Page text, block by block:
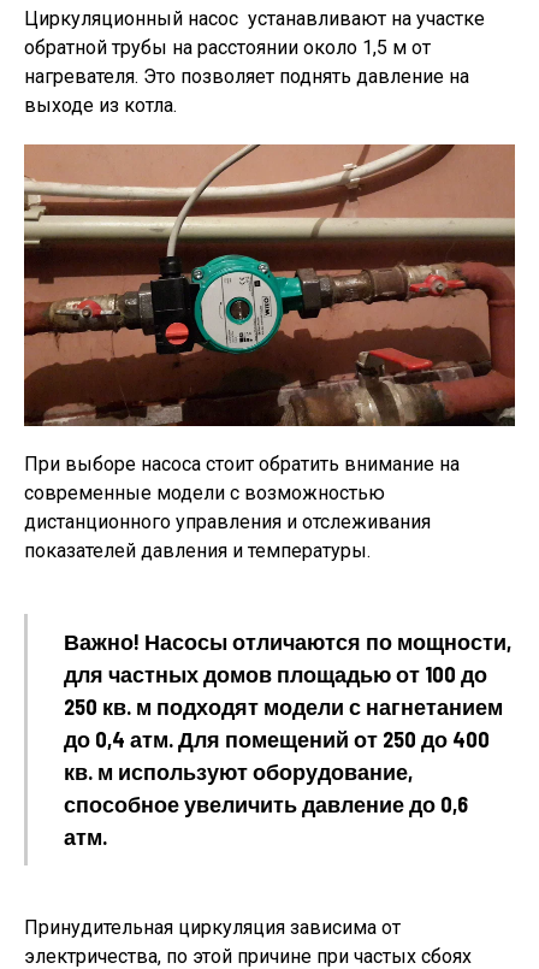
Циркуляционный насос устанавливают на участке
обратной трубы на расстоянии около 1,5 м от
нагревателя. Это позволяет поднять давление на
выходе из котла.
При выборе насоса стоит обратить внимание на
современные модели с возможностью
дистанционного управления и отслеживания
показателей давления и температуры.
Важно! Насосы отличаются по мощности,
для частных домов площадью от 100 до
250 кв. м подходят модели с нагнетанием
до 0,4 атм. Для помещений от 250 до 400
кв. м используют оборудование,
способное увеличить давление до 0,6
атм.
Принудительная циркуляция зависима от
электричества, по этой причине при частых сбоях